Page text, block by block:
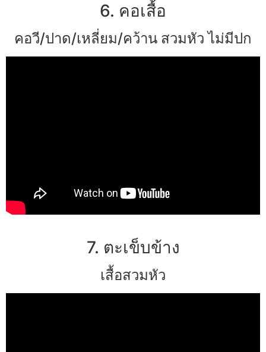
6. คอเสื้อ
คอวี/ปาด/เหลี่ยม/คว้าน สวมหัว ไม่มีปก
7. ตะเข็บข้าง
เสื้อสวมหัว